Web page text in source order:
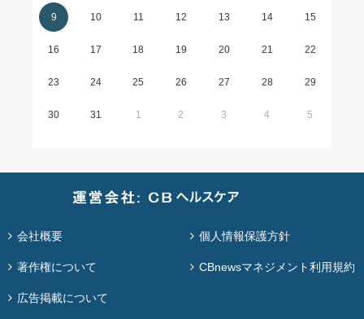
9 10 11 12 13 14 15
16 17 18 19 20 21 22
23 24 25 26 27 28 29
30 31 1 2 3 4 5
会社概要 個人情報保護方針
著作権について CBnewsマネジメント利用規約
広告掲載について